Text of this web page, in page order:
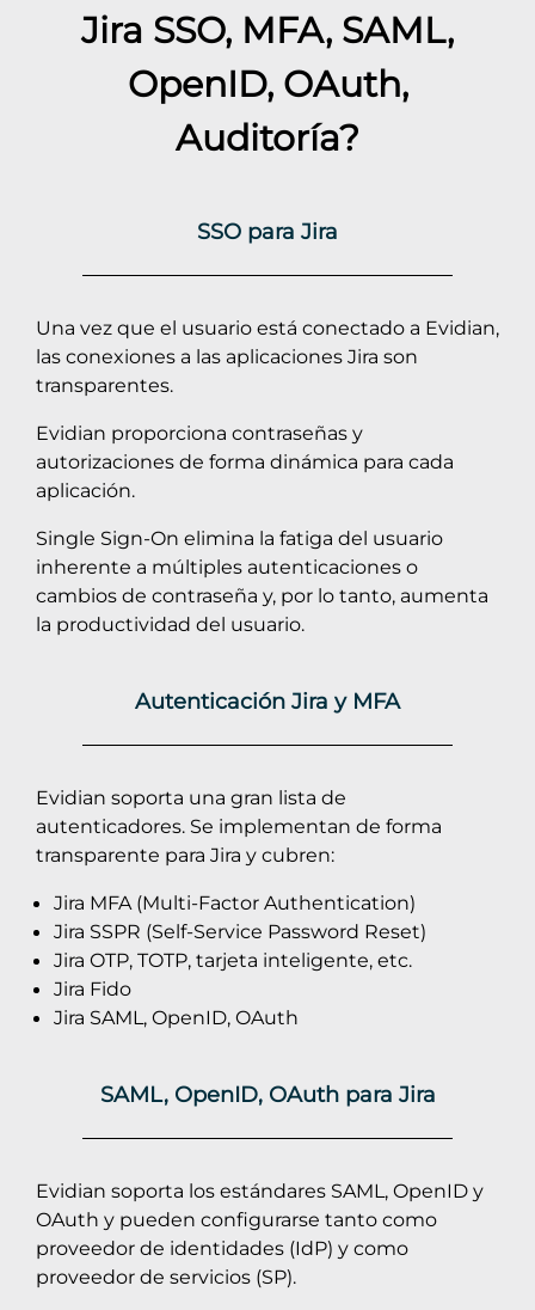
Jira SSO, MFA, SAML,
OpenID, OAuth,
Auditoría?
SSO para Jira
Una vez que el usuario está conectado a Evidian,
las conexiones a las aplicaciones Jira son
transparentes.
Evidian proporciona contraseñas y
autorizaciones de forma dinámica para cada
aplicación.
Single Sign-On elimina la fatiga del usuario
inherente a múltiples autenticaciones o
cambios de contraseña y, por lo tanto, aumenta
la productividad del usuario.
Autenticación Jira y MFA
Evidian soporta una gran lista de
autenticadores. Se implementan de forma
transparente para Jira y cubren:
Jira MFA (Multi-Factor Authentication)
Jira SSPR (Self-Service Password Reset)
Jira OTP, TOTP, tarjeta inteligente, etc.
Jira Fido
Jira SAML, OpenID, OAuth
SAML, OpenID, OAuth para Jira
Evidian soporta los estándares SAML, OpenID y
OAuth y pueden configurarse tanto como
proveedor de identidades (IdP) y como
proveedor de servicios (SP).